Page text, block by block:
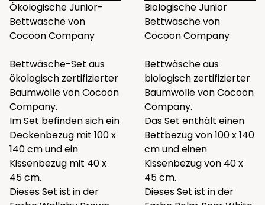
Ökologische Junior-
Bettwäsche von
Cocoon Company
Bettwäsche-Set aus
ökologisch zertifizierter
Baumwolle von Cocoon
Company.
Im Set befinden sich ein
Deckenbezug mit 100 x
140 cm und ein
Kissenbezug mit 40 x
45 cm.
Dieses Set ist in der
Biologische Junior
Bettwäsche von
Cocoon Company
Bettwäsche aus
biologisch zertifizierter
Baumwolle von Cocoon
Company.
Das Set enthält einen
Bettbezug von 100 x 140
cm und einen
Kissenbezug von 40 x
45 cm.
Dieses Set ist in der